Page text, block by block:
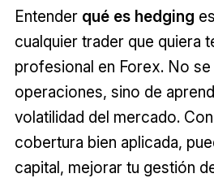
Entender qué es hedging
cualquier trader que quiera
profesional en Forex. No
operaciones, sino de
volatilidad del mercado.
cobertura bien aplicada,
capital, mejorar tu gestión